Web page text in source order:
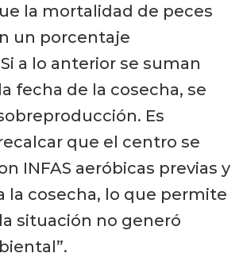
la mortalidad de peces
un porcentaje
a lo anterior se suman
fecha de la cosecha, se
Es
que el centro se
INFAS aeróbicas previas y
la cosecha, lo que permite
situación no generó